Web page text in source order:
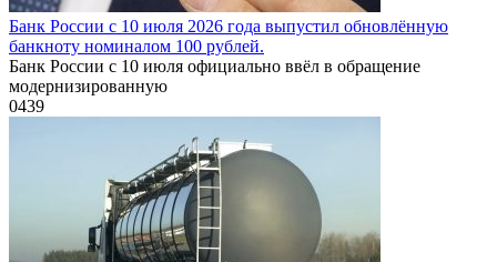
Банк России с 10 июля 2026 года выпустил обновлённую
банкноту номиналом 100 рублей.
Банк России с 10 июля официально ввёл в обращение
модернизированную
0439